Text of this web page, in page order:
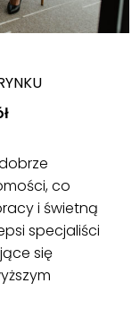
co
i świetną
specjaliści
się